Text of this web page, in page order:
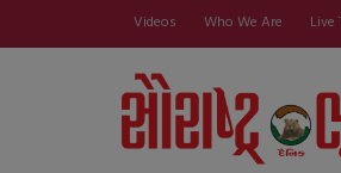
Videos Who We Are Live